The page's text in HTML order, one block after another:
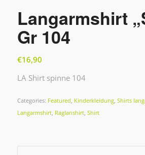
Langarmshirt
Gr 104
€16,90
LA Shirt spinne 104
Categories: Featured, Kinderkleidung, Shirts
Langarmshirt, Raglanshirt, Shirt